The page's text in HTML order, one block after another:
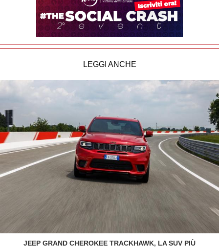
LEGGI ANCHE
JEEP GRAND CHEROKEE TRACKHAWK, LA SUV PIÙ